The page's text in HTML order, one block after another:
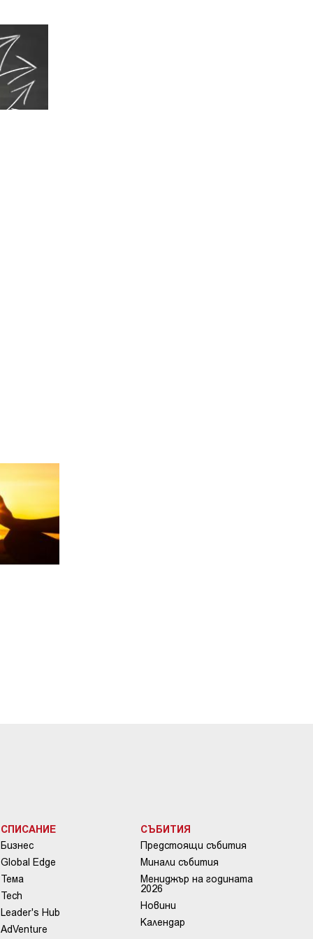
СПИСАНИЕ
Бизнес
Global Edge
Тема
Tech
Leader's Hub
AdVenture
СЪБИТИЯ
Предстоящи събития
Минали събития
Мениджър на годината
2026
Новини
Календар